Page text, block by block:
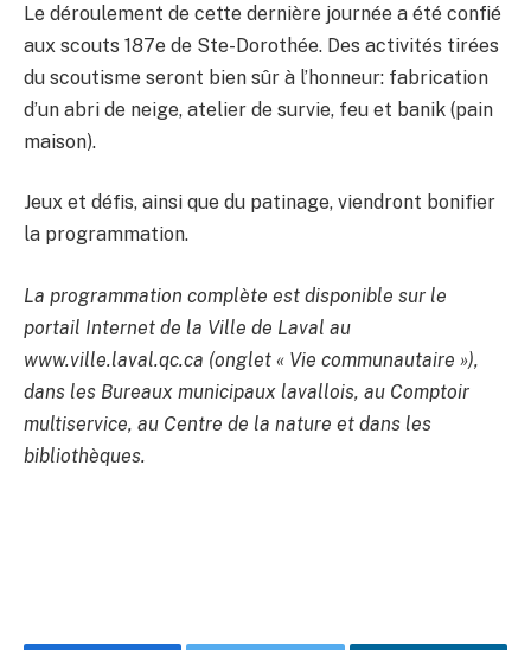
Le déroulement de cette dernière journée a été confié
aux scouts 187e de Ste-Dorothée. Des activités tirées
du scoutisme seront bien sûr à l’honneur: fabrication
d’un abri de neige, atelier de survie, feu et banik (pain
maison).
Jeux et défis, ainsi que du patinage, viendront bonifier
la programmation.
La programmation complète est disponible sur le
portail Internet de la Ville de Laval au
www.ville.laval.qc.ca (onglet « Vie communautaire »),
dans les Bureaux municipaux lavallois, au Comptoir
multiservice, au Centre de la nature et dans les
bibliothèques.